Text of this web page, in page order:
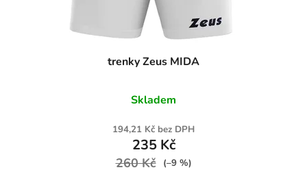
trenky Zeus MIDA
Skladem
194,21 Kč bez DPH
235 Kč
260 Kč (–9 %)